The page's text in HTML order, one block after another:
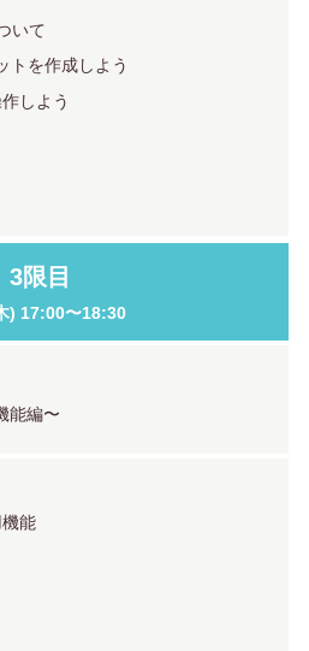
いて
トを作成しよう
しよう
3限目
) 17:00〜18:30
能編〜
能